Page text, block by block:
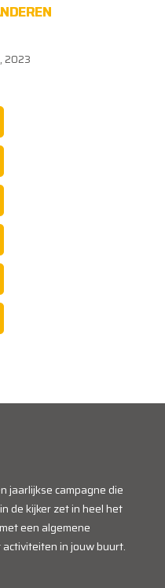
2023
jaarlijkse campagne die
de kijker zet in heel het
een algemene
in jouw buurt.